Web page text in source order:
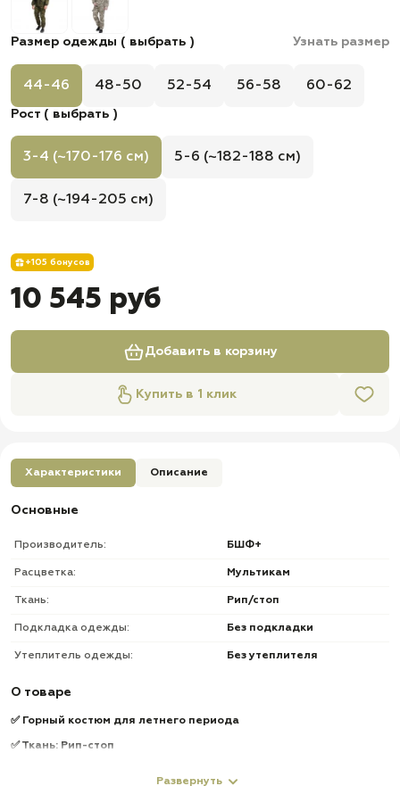
Размер одежды ( выбрать ) Узнать размер
44-46 48-50 52-54 56-58 60-62
Рост ( выбрать )
3-4 (~170-176 см) 5-6 (~182-188 см)
7-8 (~194-205 см)
+105 бонусов
10 545 руб
Добавить в корзину
Купить в 1 клик
Характеристики Описание
Основные
Производитель: БШФ+
Расцветка: Мультикам
Ткань: Рип/стоп
Подкладка одежды: Без подкладки
Утеплитель одежды: Без утеплителя
О товаре
✅ Горный костюм для летнего периода
✅ Ткань: Рип-стоп
Развернуть